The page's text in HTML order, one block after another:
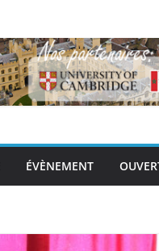
ÉVÈNEMENT